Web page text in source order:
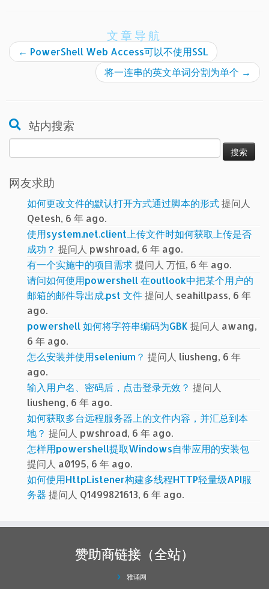
文章导航
← PowerShell Web Access可以不使用SSL
将一连串的英文单词分割为单个 →
站内搜索
索：
网友求助
如何更改文件的默认打开方式通过脚本的形式提问人
Qetesh, 6 年 ago.
使用system.net.client上传文件时如何获取上传是否
成功？ 提问人 pwshroad, 6 年 ago.
有一个实施中的项目需求提问人 万恒, 6 年 ago.
请问如何使用powershell 在outlook中把某个用户的
邮箱的邮件导出成.pst 文件提问人 seahillpass, 6 年
ago.
powershell 如何将字符串编码为GBK 提问人 awang,
6 年 ago.
怎么安装并使用selenium？ 提问人 liusheng, 6 年
ago.
输入用户名、密码后，点击登录无效？ 提问人
liusheng, 6 年 ago.
如何获取多台远程服务器上的文件内容，并汇总到本
地？ 提问人 pwshroad, 6 年 ago.
怎样用powershell提取Windows自带应用的安装包
提问人 a0195, 6 年 ago.
如何使用HttpListener构建多线程HTTP轻量级API服
务器 提问人 Q1499821613, 6 年 ago.
赞助商链接（全站）
雅诵网